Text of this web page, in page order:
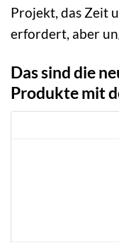
Projekt, das Zeit
erfordert, aber
Das sind die
Produkte mit